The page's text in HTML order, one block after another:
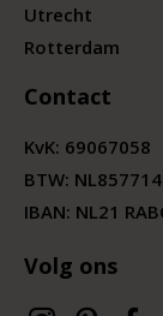
Utrecht
Rotterdam
Contact
KvK: 69067058
BTW:
IBAN: NL21
Volg ons